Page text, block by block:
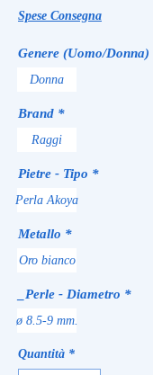
Spese Consegna
Genere (Uomo/Donna)
Donna
Brand *
Raggi
Pietre - Tipo *
Perla Akoya
Metallo *
Oro bianco
_Perle - Diametro *
ø 8.5-9 mm.
Quantità *